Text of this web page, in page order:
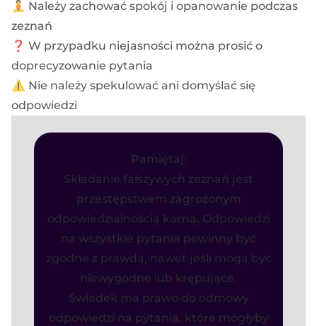
🧘 Należy zachować spokój i opanowanie podczas
zeznań
❓ W przypadku niejasności można prosić o
doprecyzowanie pytania
⚠️ Nie należy spekulować ani domyślać się
odpowiedzi
Pamiętaj:
Składanie fałszywych zeznań jest
przestępstwem zagrożonym
odpowiedzialnością karną. Odpowiedzi
na wszystkie pytania powinny być
zgodne z prawdą, nawet jeśli mogą być
niewygodne lub krępujące.
Świadek ma prawo do odmowy
odpowiedzi na pytania, które mogłyby